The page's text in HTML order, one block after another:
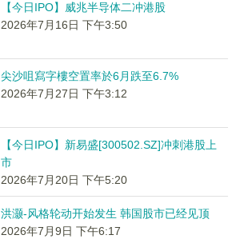
【今日IPO】威兆半导体二冲港股
2026年7月16日 下午3:50
尖沙咀寫字樓空置率於6月跌至6.7%
2026年7月27日 下午3:12
【今日IPO】新易盛[300502.SZ]冲刺港股上
市
2026年7月20日 下午5:20
洪灏-风格轮动开始发生 韩国股市已经见顶
2026年7月9日 下午6:17